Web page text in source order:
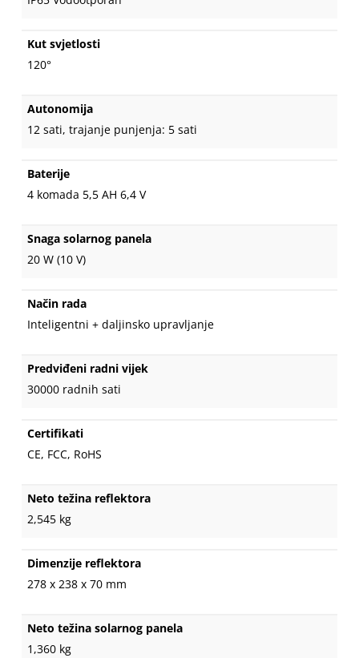
Kut svjetlosti
120°
Autonomija
12 sati, trajanje punjenja: 5 sati
Baterije
4 komada 5,5 AH 6,4 V
Snaga solarnog panela
20 W (10 V)
Način rada
Inteligentni + daljinsko upravljanje
Predviđeni radni vijek
30000 radnih sati
Certifikati
CE, FCC, RoHS
Neto težina reflektora
2,545 kg
Dimenzije reflektora
278 x 238 x 70 mm
Neto težina solarnog panela
1,360 kg